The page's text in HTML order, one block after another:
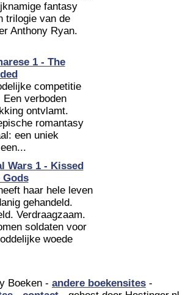
fantasy
trilogie van de
Anthony Ryan.
1 - The
competitie
Een verboden
ontvlamt.
romantasy
een uniek
Wars 1 - Kissed
Gods
haar hele leven
gehandeld.
Verdraagzaam.
soldaten voor
woede
Boeken - andere boekensites -